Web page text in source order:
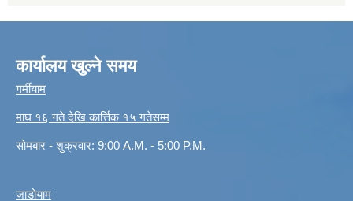
कार्यालय खुल्ने समय
गर्मीयाम
माघ १६ गते देखि कार्त्तिक १५ गतेसम्म
सोमबार - शुक्रवार: 9:00 A.M. - 5:00 P.M.
जाडोयाम